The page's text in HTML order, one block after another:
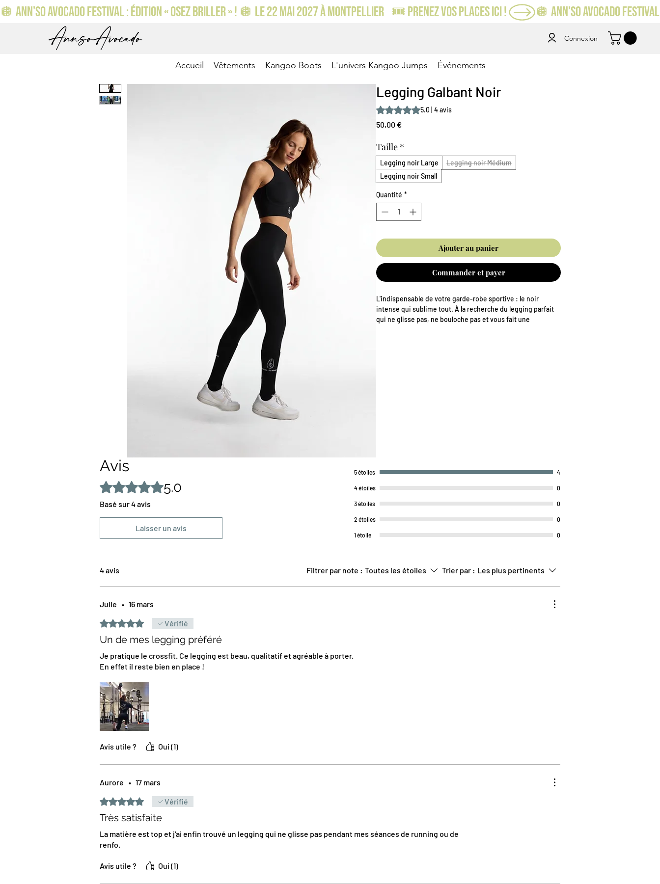
🪩 ANN'SO AVOCADO FESTIVAL : ÉDITION « OSEZ BRILLER » ! 🪩 LE 22 MAI 2027 À MONTPELLIER    🎟️ PRENEZ VOS PLACES ICI !
Connexion
Accueil Vêtements Kangoo Boots L'univers Kangoo Jumps Événements
Legging Galbant Noir
La note est de 5.0 sur cinq étoiles selon 4 avis
5.0 | 4 avis
50,00 €Prix
Taille *
Legging noir Large
Legging noir Médium
Legging noir Small
Quantité *
Ajouter au panier
Commander et payer
L'indispensable de votre garde-robe sportive : le noir
intense qui sublime tout. À la recherche du legging parfait
qui ne glisse pas, ne bouloche pas et vous fait une
Zéro Ajustement : Il reste en place du début à la fin de
votre séance. Vous n'aurez pas à le remonter toutes les 2
Pas de sèche-linge (pour préserver l'élasticité).
Avis
Noté 5 sur 5. 5.0
Basé sur 4 avis
Laisser un avis
5 étoiles 4
4 étoiles 0
3 étoiles 0
2 étoiles 0
1 étoile 0
4 avis Filtrer par note : Toutes les étoiles Trier par : Les plus pertinents
Julie • 16 mars
Noté 5 sur 5. Vérifié
Un de mes legging préféré
Je pratique le crossfit. Ce legging est beau, qualitatif et agréable à porter.
En effet il reste bien en place !
Avis utile ? Oui (1)
Aurore • 17 mars
Noté 5 sur 5. Vérifié
Très satisfaite
La matière est top et j'ai enfin trouvé un legging qui ne glisse pas pendant mes séances de running ou de
renfo.
Avis utile ? Oui (1)